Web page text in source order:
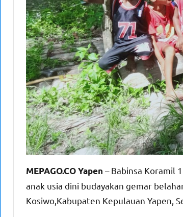
MEPAGO.CO Yapen – Babinsa Koramil
anak usia dini budayakan gemar
Kosiwo,Kabupaten Kepulauan Yapen,